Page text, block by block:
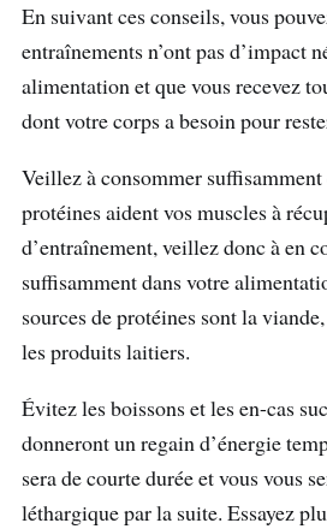
En suivant ces conseils, vous
entraînements n’ont pas d’impact
alimentation et que vous recevez
dont votre corps a besoin pour
Veillez à consommer
protéines aident vos muscles à
d’entraînement, veillez donc à en
suffisamment dans votre
sources de protéines sont la
les produits laitiers.
Évitez les boissons et les en-cas
donneront un regain d’énergie
sera de courte durée et vous vous
léthargique par la suite. Essayez